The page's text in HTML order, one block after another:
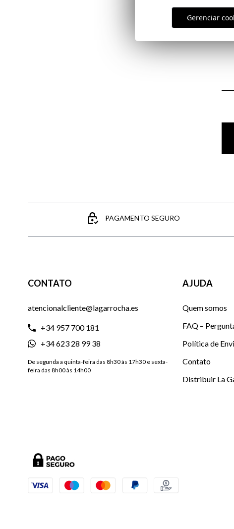
PAGAMENTO SEGURO
CONTATO
atencionalcliente@lagarrocha.es
+34 957 700 181
+34 623 28 99 38
De segunda a quinta-feira das 8h30 às 17h30 e sexta-
feira das 8h00 às 14h00
AJUDA
Quem somos
FAQ –
Política de
Contato
Distribuir La
Gerenciar